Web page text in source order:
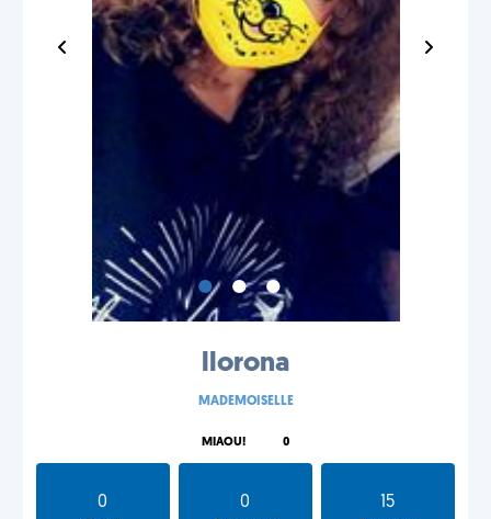
• • •
llorona
MADEMOISELLE
MIAOU! 0
0
0
15